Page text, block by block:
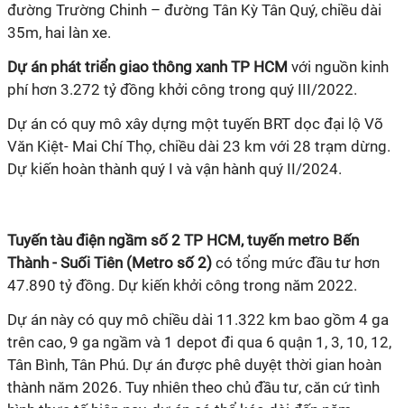
đường Trường Chinh – đường Tân Kỳ Tân Quý, chiều dài
35m, hai làn xe.
Dự án phát triển giao thông xanh TP HCM với nguồn kinh
phí hơn 3.272 tỷ đồng khởi công trong quý III/2022.
Dự án có quy mô xây dựng một tuyến BRT dọc đại lộ Võ
Văn Kiệt- Mai Chí Thọ, chiều dài 23 km với 28 trạm dừng.
Dự kiến hoàn thành quý I và vận hành quý II/2024.
Tuyến tàu điện ngầm số 2 TP HCM, tuyến metro Bến
Thành - Suối Tiên (Metro số 2) có tổng mức đầu tư hơn
47.890 tỷ đồng. Dự kiến khởi công trong năm 2022.
Dự án này có quy mô chiều dài 11.322 km bao gồm 4 ga
trên cao, 9 ga ngầm và 1 depot đi qua 6 quận 1, 3, 10, 12,
Tân Bình, Tân Phú. Dự án được phê duyệt thời gian hoàn
thành năm 2026. Tuy nhiên theo chủ đầu tư, căn cứ tình